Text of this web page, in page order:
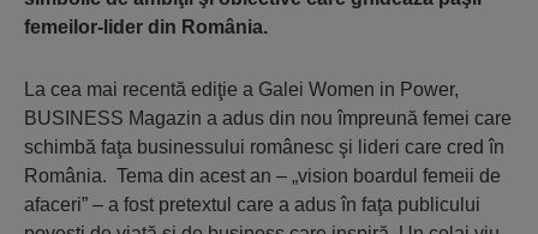
femeilor-lider din România.
La cea mai recentă ediţie a Galei Women in Power,
BUSINESS Magazin a adus din nou împreună femei care
schimbă faţa businessului românesc şi lideri care cred în
România. Tema din acest an – „vision boardul femeii de
afaceri” – a fost pretextul care a adus în faţa publicului